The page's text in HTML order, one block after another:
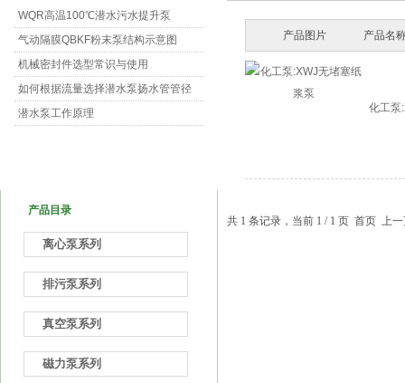
WQR高温100℃潜水污水提升泵
气动隔膜QBKF粉末泵结构示意图
机械密封件选型常识与使用
如何根据流量选择潜水泵扬水管管径
潜水泵工作原理
产品目录
离心泵系列
排污泵系列
真空泵系列
磁力泵系列
产品图片 产品名
化工泵
共 1 条记录，当前 1 / 1 页 首页 上